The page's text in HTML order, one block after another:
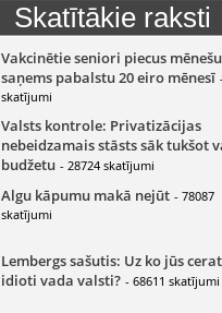
Skatītākie raksti
Vakcinētie seniori piecus
saņems pabalstu 20 eiro mēnesī
skatījumi
Valsts kontrole: Privatizācijas
nebeidzamais stāsts sāk tukšot
budžetu - 28724 skatījumi
Algu kāpumu makā nejūt - 78087
skatījumi
Lembergs sašutis: Uz ko jūs
idioti vada valsti? - 68611 skatījumi